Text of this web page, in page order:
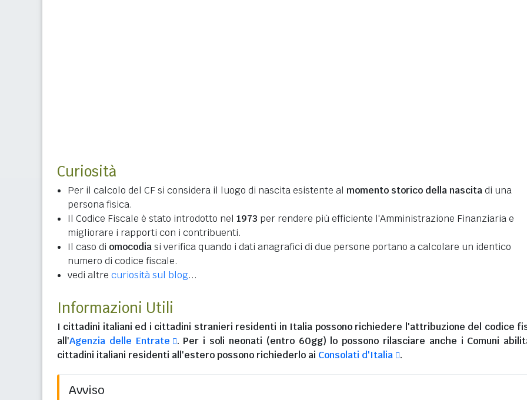
Curiosità
Per il calcolo del CF si considera il luogo di nascita esistente al momento storico della nascitadi una
persona fisica.
Il Codice Fiscale è stato introdotto nel 1973 per rendere più efficiente l'Amministrazione Finanziaria e
migliorare i rapporti con i contribuenti.
Il caso di omocodiasi verifica quando i dati anagrafici di due persone portano a calcolare un identico
numero di codice fiscale.
vedi altre curiosità sul blog...
Informazioni Utili
I cittadini italiani ed i cittadini stranieri residenti in Italia possono richiedere l'attribuzione del codice
all'Agenzia delle Entrate
. Per i soli neonati (entro 60gg) lo possono rilasciare anche i Comuni
cittadini italiani residenti all'esteropossono richiederlo ai Consolati d'Italia .
Avviso